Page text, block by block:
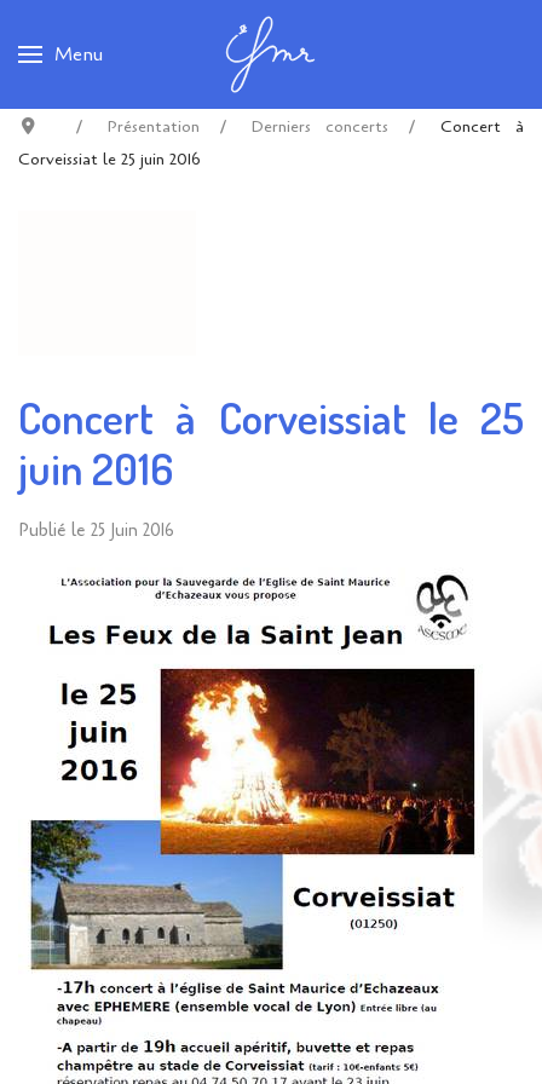
Menu
Présentation Derniers concerts
Concert à
Corveissiat le 25 juin 2016
Concert à Corveissiat le 25
juin 2016
Publié le 25 Juin 2016